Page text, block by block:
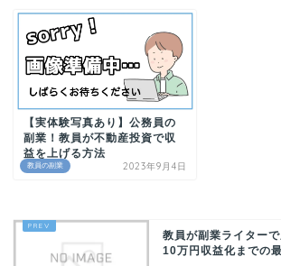
教員の副業
【実体験写真あり】公務員の
副業！教員が不動産投資で収
益を上げる方法
2023年9月4日
教員が副業ライター
10万円収益化までの